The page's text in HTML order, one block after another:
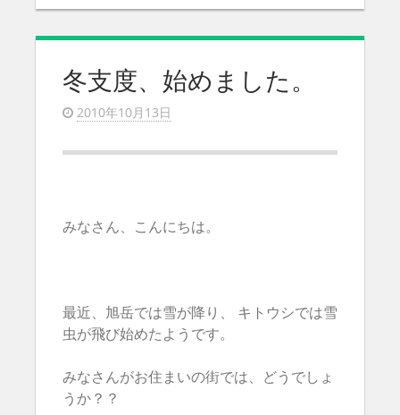
冬支度、始めました。
2010年10月13日
みなさん、こんにちは。
最近、旭岳では雪が降り、 キトウシでは雪
虫が飛び始めたようです。
みなさんがお住まいの街では、どうでしょ
うか？？